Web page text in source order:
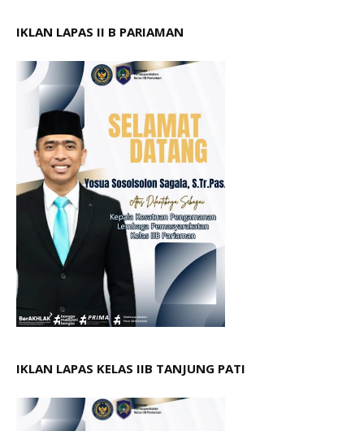
IKLAN LAPAS II B PARIAMAN
IKLAN LAPAS KELAS IIB TANJUNG PATI